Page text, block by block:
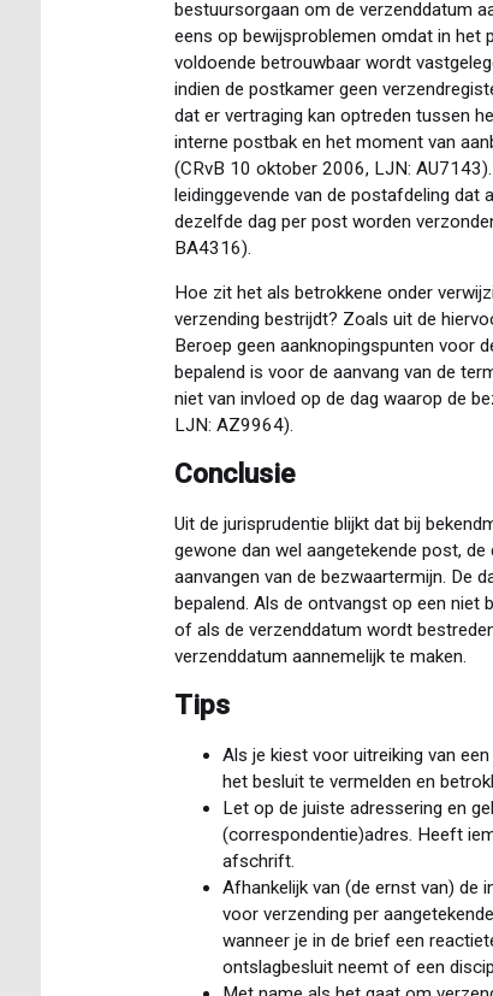
bestuursorgaan om de verzenddatum
eens op bewijsproblemen omdat in
voldoende betrouwbaar wordt
indien de postkamer geen
dat er vertraging kan optreden tussen
interne postbak en het moment van
(CRvB 10 oktober 2006, LJN:
leidinggevende van de postafdeling dat
dezelfde dag per post worden
BA4316).
Hoe zit het als betrokkene onder
verzending bestrijdt? Zoals uit de
Beroep geen aanknopingspunten voor
bepalend is voor de aanvang van de
niet van invloed op de dag waarop de
LJN: AZ9964).
Conclusie
Uit de jurisprudentie blijkt dat bij
gewone dan wel aangetekende post,
aanvangen van de bezwaartermijn. De
bepalend. Als de ontvangst op een
of als de verzenddatum wordt
verzenddatum aannemelijk te maken.
Tips
Als je kiest voor uitreiking van
het besluit te vermelden en
Let op de juiste adressering en
(correspondentie)adres. Heeft
afschrift.
Afhankelijk van (de ernst van) de
voor verzending per
wanneer je in de brief een
ontslagbesluit neemt of een